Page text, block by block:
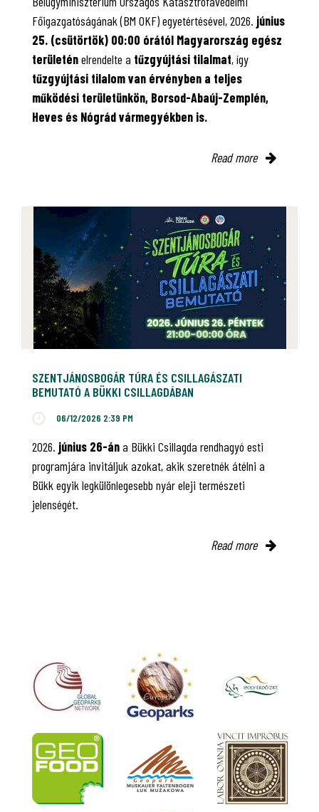
Főigazgatóságának (BM OKF) egyetértésével, 2026. június
25. (csütörtök) 00:00 órától Magyarország egész
területénelrendelte a tűzgyújtási tilalmat, így
tűzgyújtási tilalom van érvényben a teljes
működési területünkön, Borsod-Abaúj-Zemplén,
Heves és Nógrád vármegyékben is.
Read more
SZENTJÁNOSBOGÁR TÚRA ÉS CSILLAGÁSZATI
BEMUTATÓ A BÜKKI CSILLAGDÁBAN
06/12/2026 2:39 PM
2026. június 26-ána Bükki Csillagda rendhagyó esti
programjára invitáljuk azokat, akik szeretnék átélni a
Bükk egyik legkülönlegesebb nyár eleji természeti
jelenségét.
Read more